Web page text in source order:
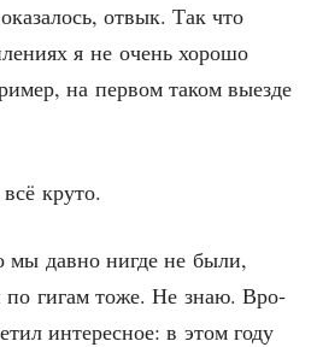
отвык. Так что
я не очень хоро­шо
на пер­вом таком выез­де
круто.
мы дав­но нигде не были,
по гигам тоже. Не знаю. Вро­
инте­рес­ное: в этом году